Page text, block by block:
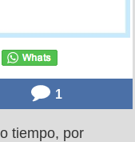
1
tiempo, por